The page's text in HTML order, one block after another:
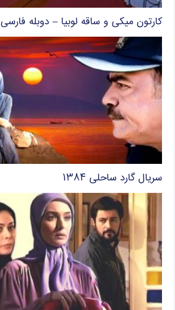
کارتون میکی و ساقه لوبیا – دوبله فارسی
سریال گارد ساحلی ۱۳۸۴